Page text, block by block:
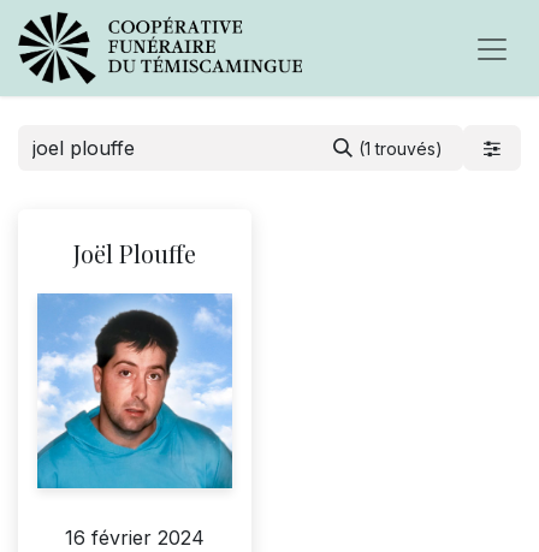
(1 trouvés)
Joël Plouffe
16 février 2024